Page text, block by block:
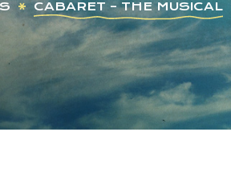
CABARET – THE MUSICAL